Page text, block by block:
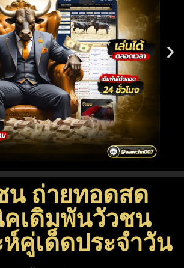
น ถ่ายทอดสด
คเดิมพันวัวชน
ห์คู่เด็ดประจำวัน